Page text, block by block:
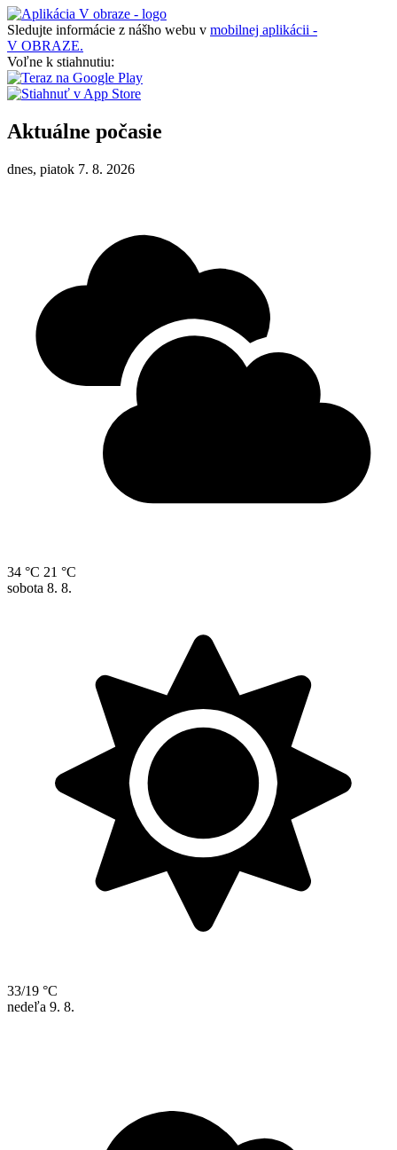
Sledujte informácie z nášho webu v mobilnej aplikácii -
V OBRAZE.
Voľne k stiahnutiu:
Aktuálne počasie
dnes, piatok 7. 8. 2026
34 °C 21 °C
sobota 8. 8.
33/19 °C
nedeľa 9. 8.